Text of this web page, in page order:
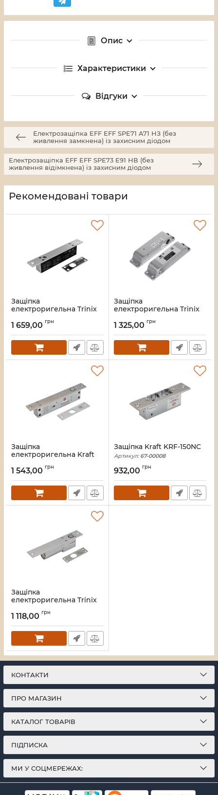
Опис
Характеристики
Відгуки
Електрозащіпка EFF EFF SPE71 A71 НЗ (без
живлення замкнена) із захисним діодом
Електрозащіпка EFF EFF SPE73 E91 НВ (без
живлення відімкнена) із захисним діодом
Рекомендовані товари
Защіпка
електроригельна Trinix
Артикул:67-00028
1 659,00 грн
Защіпка
електроригельна Trinix
Артикул:67-00027
1 325,00 грн
Защіпка
електроригельна Kraft
Артикул:67-00010
1 543,00 грн
Защіпка Kraft KRF-150NC
Артикул:67-00008
932,00 грн
Защіпка
електроригельна Trinix
Артикул:67-00012
1 118,00 грн
КОНТАКТИ
ПРО МАГАЗИН
КАТАЛОГ ТОВАРІВ
ПІДПИСКА
МИ У СОЦМЕРЕЖАХ: